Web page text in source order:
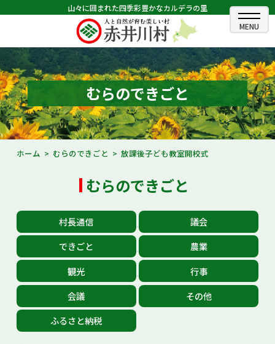
山々に囲まれた四季彩豊かなカルデラの里
ホーム
むらのできごと
むらのプロフィール
くらしの情報
観光・イベント情報
あかいがわ広報
お問い合せ
Select Language
むらのできごと
ホーム むらのできごと 放課後子ども教室開校式
むらのできごと
村長通信
議会
できごと
農業
観光
行事
会議
その他
ふるさと納税